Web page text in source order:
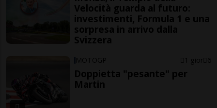
Velocità guarda al futuro:
investimenti, Formula 1 e una
sorpresa in arrivo dalla
Svizzera
MOTOGP 1 gior 6
Doppietta "pesante" per
Martin